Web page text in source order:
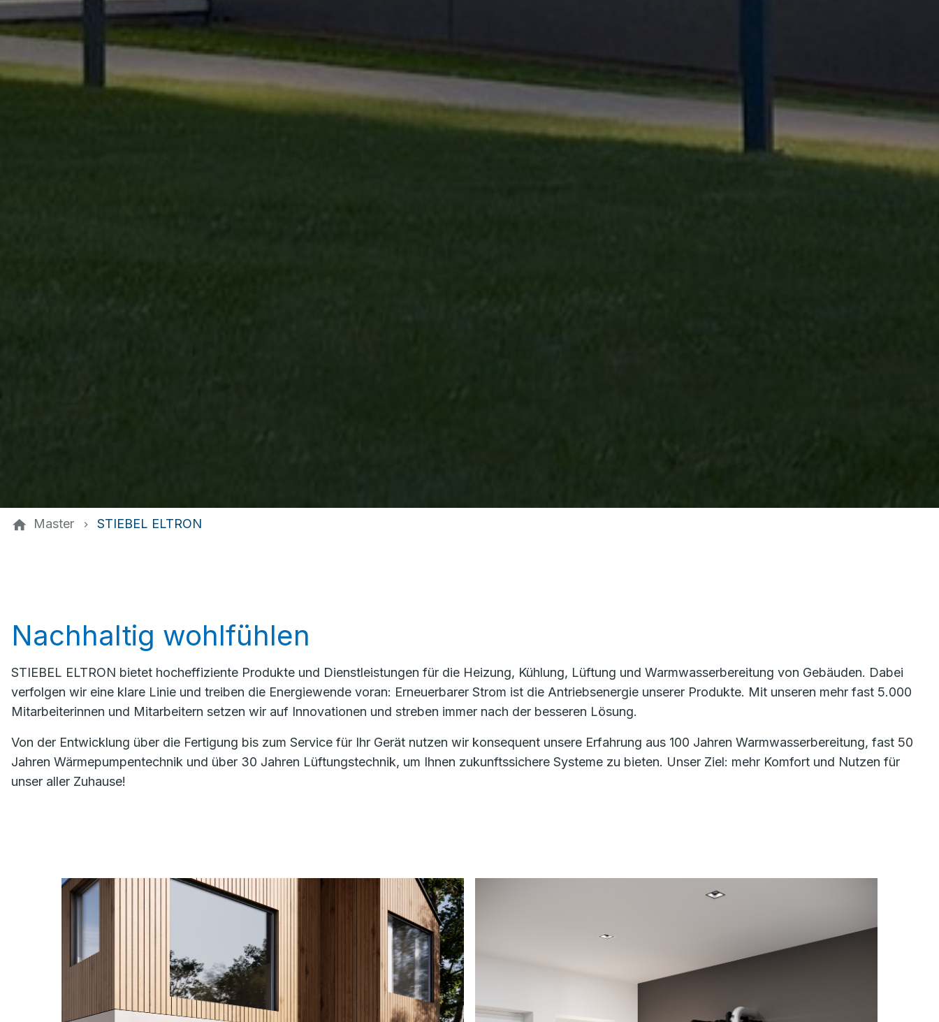
Master STIEBEL ELTRON
Nachhaltig wohlfühlen
STIEBEL ELTRON bietet hocheffiziente Produkte und Dienstleistungen für die Heizung, Kühlung, Lüftung und Warmwasserbereitung von Gebäuden. Dabei
verfolgen wir eine klare Linie und treiben die Energiewende voran: Erneuerbarer Strom ist die Antriebsenergie unserer Produkte. Mit unseren mehr fast 5.000
Mitarbeiterinnen und Mitarbeitern setzen wir auf Innovationen und streben immer nach der besseren Lösung.
Von der Entwicklung über die Fertigung bis zum Service für Ihr Gerät nutzen wir konsequent unsere Erfahrung aus 100 Jahren Warmwasserbereitung, fast 50
Jahren Wärmepumpentechnik und über 30 Jahren Lüftungstechnik, um Ihnen zukunftssichere Systeme zu bieten. Unser Ziel: mehr Komfort und Nutzen für
unser aller Zuhause!